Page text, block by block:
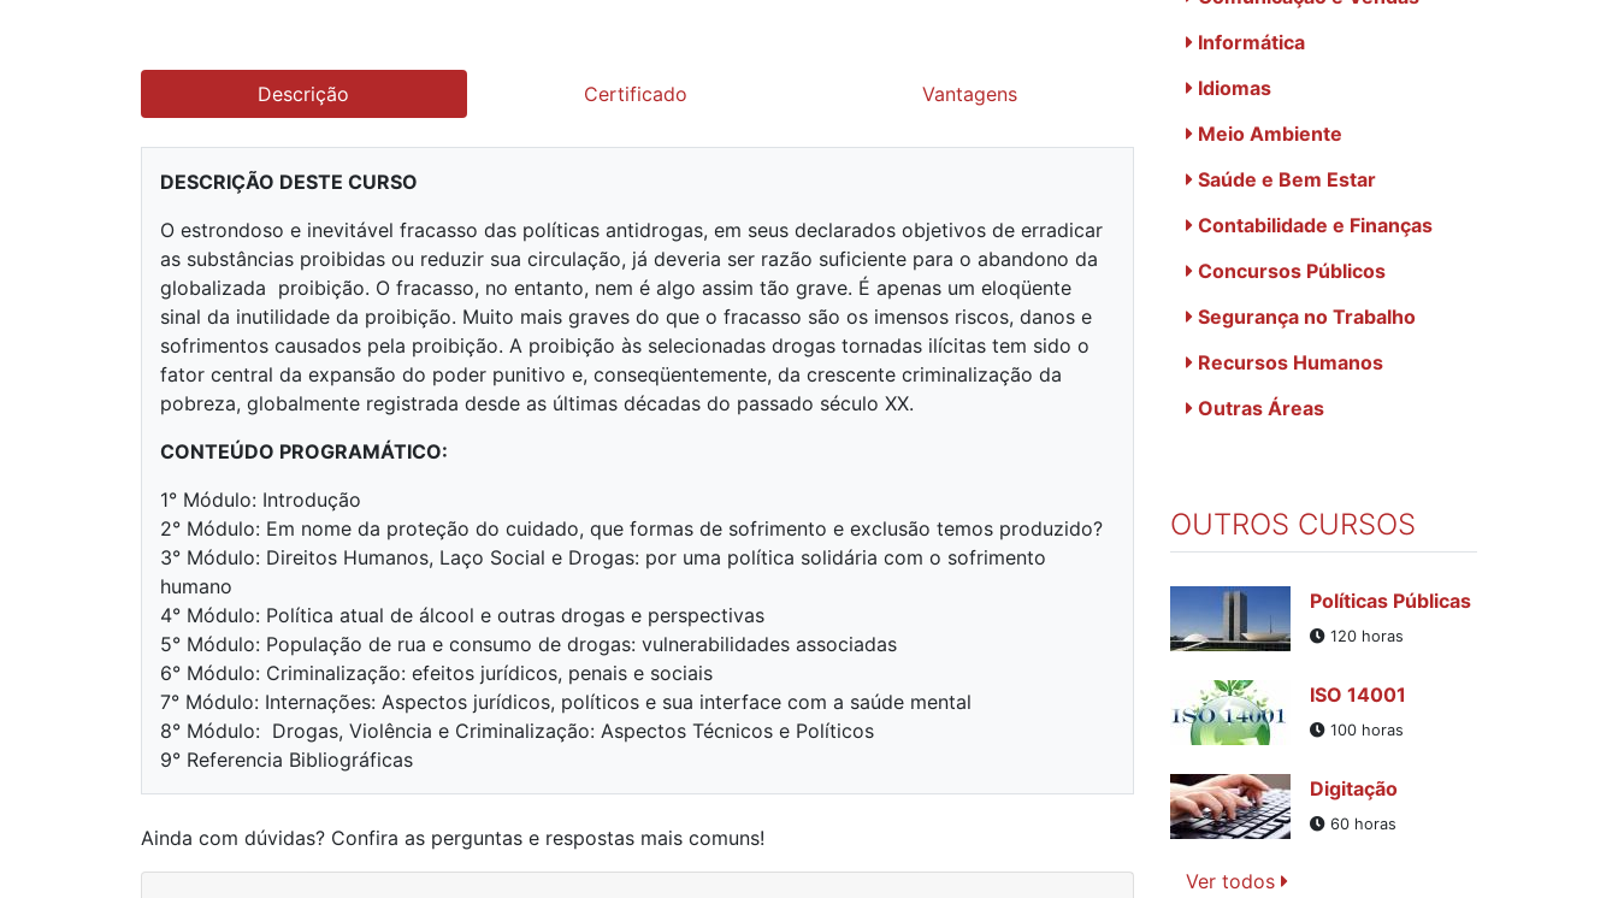
Descrição Certificado Vantagens
DESCRIÇÃO DESTE CURSO
O estrondoso e inevitável fracasso das políticas antidrogas, em seus declarados objetivos de erradicar
as substâncias proibidas ou reduzir sua circulação, já deveria ser razão suficiente para o abandono da
globalizada proibição. O fracasso, no entanto, nem é algo assim tão grave. É apenas um eloqüente
sinal da inutilidade da proibição. Muito mais graves do que o fracasso são os imensos riscos, danos e
sofrimentos causados pela proibição. A proibição às selecionadas drogas tornadas ilícitas tem sido o
fator central da expansão do poder punitivo e, conseqüentemente, da crescente criminalização da
pobreza, globalmente registrada desde as últimas décadas do passado século XX.
CONTEÚDO PROGRAMÁTICO:
1° Módulo: Introdução
2° Módulo: Em nome da proteção do cuidado, que formas de sofrimento e exclusão temos produzido?
3° Módulo: Direitos Humanos, Laço Social e Drogas: por uma política solidária com o sofrimento
humano
4° Módulo: Política atual de álcool e outras drogas e perspectivas
5° Módulo: População de rua e consumo de drogas: vulnerabilidades associadas
6° Módulo: Criminalização: efeitos jurídicos, penais e sociais
7° Módulo: Internações: Aspectos jurídicos, políticos e sua interface com a saúde mental
8° Módulo: Drogas, Violência e Criminalização: Aspectos Técnicos e Políticos
9° Referencia Bibliográficas
Ainda com dúvidas? Confira as perguntas e respostas mais comuns!
Informática
Idiomas
Meio Ambiente
Saúde e Bem Estar
Contabilidade e Finanças
Concursos Públicos
Segurança no Trabalho
Recursos Humanos
Outras Áreas
OUTROS CURSOS
Políticas Públicas
120 horas
ISO 14001
100 horas
Digitação
60 horas
Ver todos